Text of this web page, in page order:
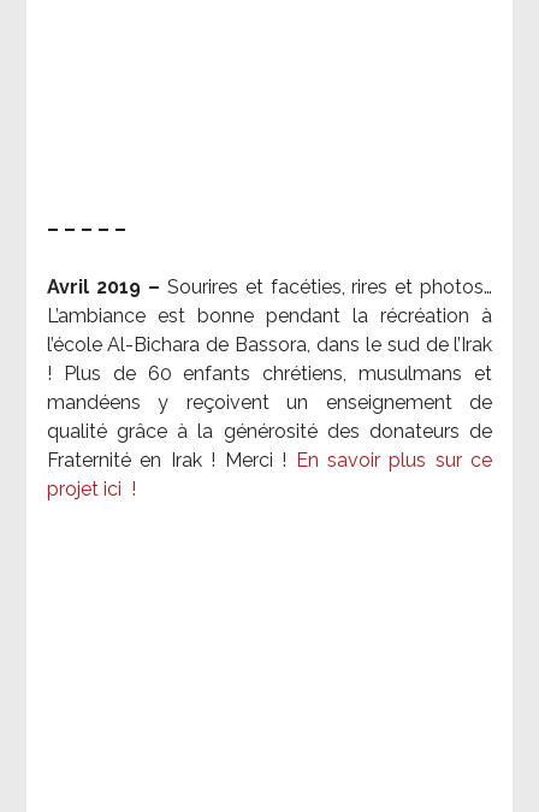
– – – – –
Avril 2019 – Sourires et facéties, rires et photos…
L’ambiance est bonne pendant la récréation à
l’école Al-Bichara de Bassora, dans le sud de l’Irak
! Plus de 60 enfants chrétiens, musulmans et
mandéens y reçoivent un enseignement de
qualité grâce à la générosité des donateurs de
Fraternité en Irak ! Merci !
En savoir plus sur ce
projet ici !